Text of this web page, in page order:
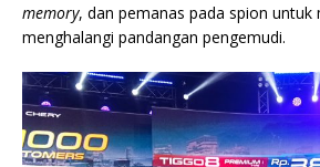
memory, dan pemanas pada spion untuk
menghalangi pandangan pengemudi.